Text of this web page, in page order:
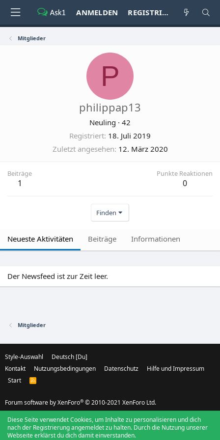
ANMELDEN REGISTRIEREN
Mitglieder
P
philippap13
Neuling · 42
Registriert 18. Juli 2019
Zuletzt angesehen 12. März 2020
Beiträge
1
Punkte Reaktionen
0
Finden
Neueste Aktivitäten Beiträge Informationen
Der Newsfeed ist zur Zeit leer.
Mitglieder
Style-Auswahl
Deutsch [Du]
Kontakt
Nutzungsbedingungen Datenschutz
Hilfe und Impressum
Start
R
S
Forum software by XenForo® © 2010-2021 XenForo Ltd.
Diese Seite verwendet Cookies, um Inhalte zu personalisieren und dich
nach der Registrierung angemeldet zu halten. Durch die Nutzung unserer
Webseite erklärst du dich damit einverstanden.